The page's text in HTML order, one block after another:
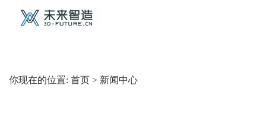
你现在的位置: 首页 > 新闻中心